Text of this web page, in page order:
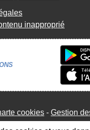
inapproprié
cookies Gestion